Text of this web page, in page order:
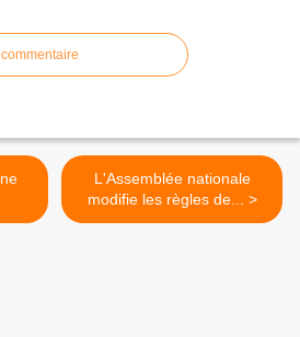
L'Assemblée nationale
modifie les règles de... >